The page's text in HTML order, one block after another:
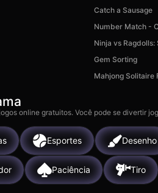
Catch a Sausage
Number Match -
Ninja vs
Gem Sorting
Mahjong Solitaire
online gratuitos. Você pode se divertir
Esportes Desenho
Paciência Tiro